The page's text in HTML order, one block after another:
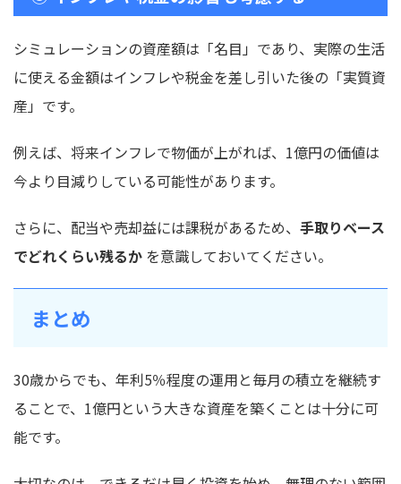
シミュレーションの資産額は「名目」であり、実際の生活
に使える金額はインフレや税金を差し引いた後の「実質資
産」です。
例えば、将来インフレで物価が上がれば、1億円の価値は
今より目減りしている可能性があります。
さらに、配当や売却益には課税があるため、 手取りベース
でどれくらい残るか を意識しておいてください。
まとめ
30歳からでも、年利5％程度の運用と毎月の積立を継続す
ることで、1億円という大きな資産を築くことは十分に可
能です。